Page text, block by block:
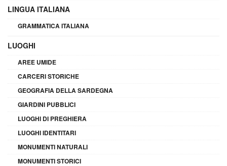
LINGUA ITALIANA
GRAMMATICA ITALIANA
LUOGHI
AREE UMIDE
CARCERI STORICHE
GEOGRAFIA DELLA SARDEGNA
GIARDINI PUBBLICI
LUOGHI DI PREGHIERA
LUOGHI IDENTITARI
MONUMENTI NATURALI
MONUMENTI STORICI